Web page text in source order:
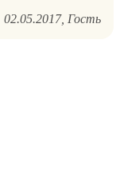
02.05.2017 Гость